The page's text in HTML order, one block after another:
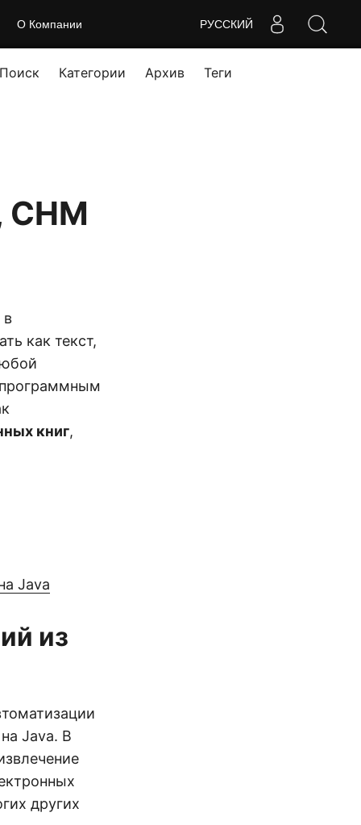
РУССКИЙ
О Компании
Поиск Категории Архив Теги
CHM
в
как текст,
программным
книг,
Java
из
Java. В
других